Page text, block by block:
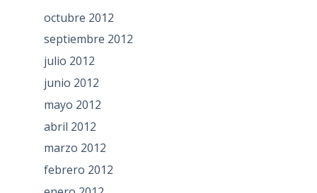
octubre 2012
septiembre 2012
julio 2012
junio 2012
mayo 2012
abril 2012
marzo 2012
febrero 2012